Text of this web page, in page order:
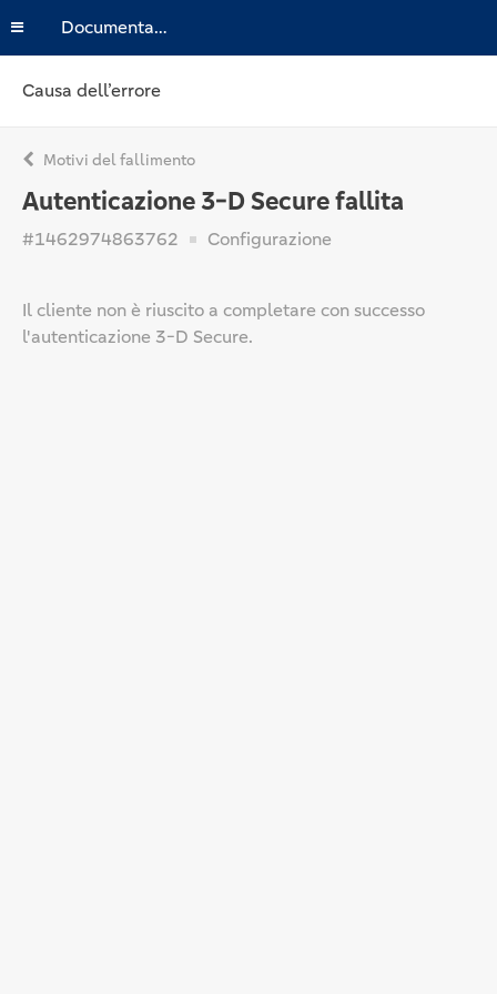
Documentazione
Causa dell’errore
Motivi del fallimento
Autenticazione 3-D Secure fallita
#1462974863762 Configurazione
Il cliente non è riuscito a completare con successo
l'autenticazione 3-D Secure.